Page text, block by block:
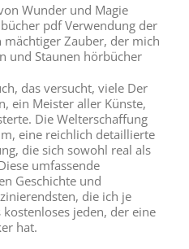
Wunder und Magie
pdf Verwendung der
mächtiger Zauber, der mich
und Staunen hörbücher
das versucht, viele Der
ein Meister aller Künste,
Die Welterschaffung
eine reichlich detaillierte
die sich sowohl real als
umfassende
Geschichte und
die ich je
jeden, der eine
hat.